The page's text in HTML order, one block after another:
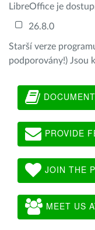
LibreOffice je
26.8.0
Starší verze
podporovány!) Jsou
PROVIDE
JOIN THE
MEET US